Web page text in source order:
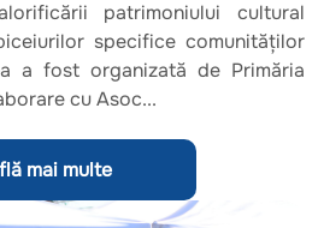
patrimoniului cultural
specifice comunităților
a fost organizată de Primăria
cu Asoc...
mai multe